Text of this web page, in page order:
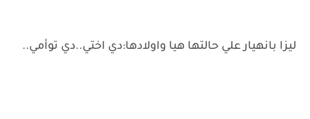
ليزا بانهيار علي حالتها هيا واولادها:دي اختي..دي توأمي..